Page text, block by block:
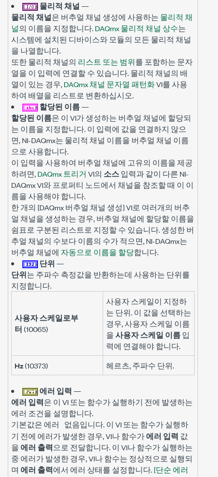
물리적 채널 —
물리적 채널은 버추얼 채널 생성에 사용하는 물리적 채
널의 이름을 지정합니다.DAQmx 물리적 채널 상수는
시스템에 설치된 디바이스와 모듈의 모든 물리적 채널
을 나열합니다.
또한 물리적 채널의 리스트 또는 범위를 포함하는 문자
열을 이 입력에 연결할 수 있습니다. 물리적 채널의 배
열이 있는 경우,DAQmx 채널 문자열 패턴화VI를 사용
하여 배열을 리스트로 변환하십시오.
할당된 이름—
할당된 이름은 이 VI가 생성하는 버추얼 채널에 할당되
는 이름을 지정합니다. 이 입력에 값을 연결하지 않으
면, NI-DAQmx는 물리적 채널 이름을 버추얼 채널 이름
으로 사용합니다.
이 입력을 사용하여 버추얼 채널에 고유의 이름을 제공
하려면,DAQmx 트리거 VI의 소스입력과 같이 다른 NI-
DAQmx VI와 프로퍼티 노드에서 채널을 참조할 때 이 이
름을 사용해야 합니다.
한 개의 [DAQmx 버추얼 채널 생성] VI로 여러개의 버추
얼 채널을 생성하는 경우, 버추얼 채널에 할당할 이름을
쉼표로 구분된 리스트로 지정할 수 있습니다. 생성한 버
추얼 채널의 수보다 이름의 수가 적으면, NI-DAQmx는
버추얼 채널에 자동으로 이름을 할당합니다.
단위 —
단위는 주파수 측정값을 반환하는데 사용하는 단위를
지정합니다.
사용자 스케일로부
터(10065)
사용자 스케일이 지정하
는 단위. 이 값을 선택하는
경우, 사용자 스케일 이름
을사용자 스케일 이름입
력에 연결해야 합니다.
Hz(10373) 헤르츠, 주파수 단위.
에러 입력 —
에러 입력은 이 VI 또는 함수가 실행하기 전에 발생하는
에러 조건을 설명합니다.
기본값은 에러 없음입니다. 이 VI 또는 함수가 실행하
기 전에 에러가 발생한 경우, VI나 함수가에러 입력 값
을 에러 출력으로 전달합니다. 이 VI나 함수가 실행하는
중 에러가 발생한 경우, VI나 함수는 정상적으로 실행되
며 에러 출력에서 에러 상태를 설정합니다.[단순 에러